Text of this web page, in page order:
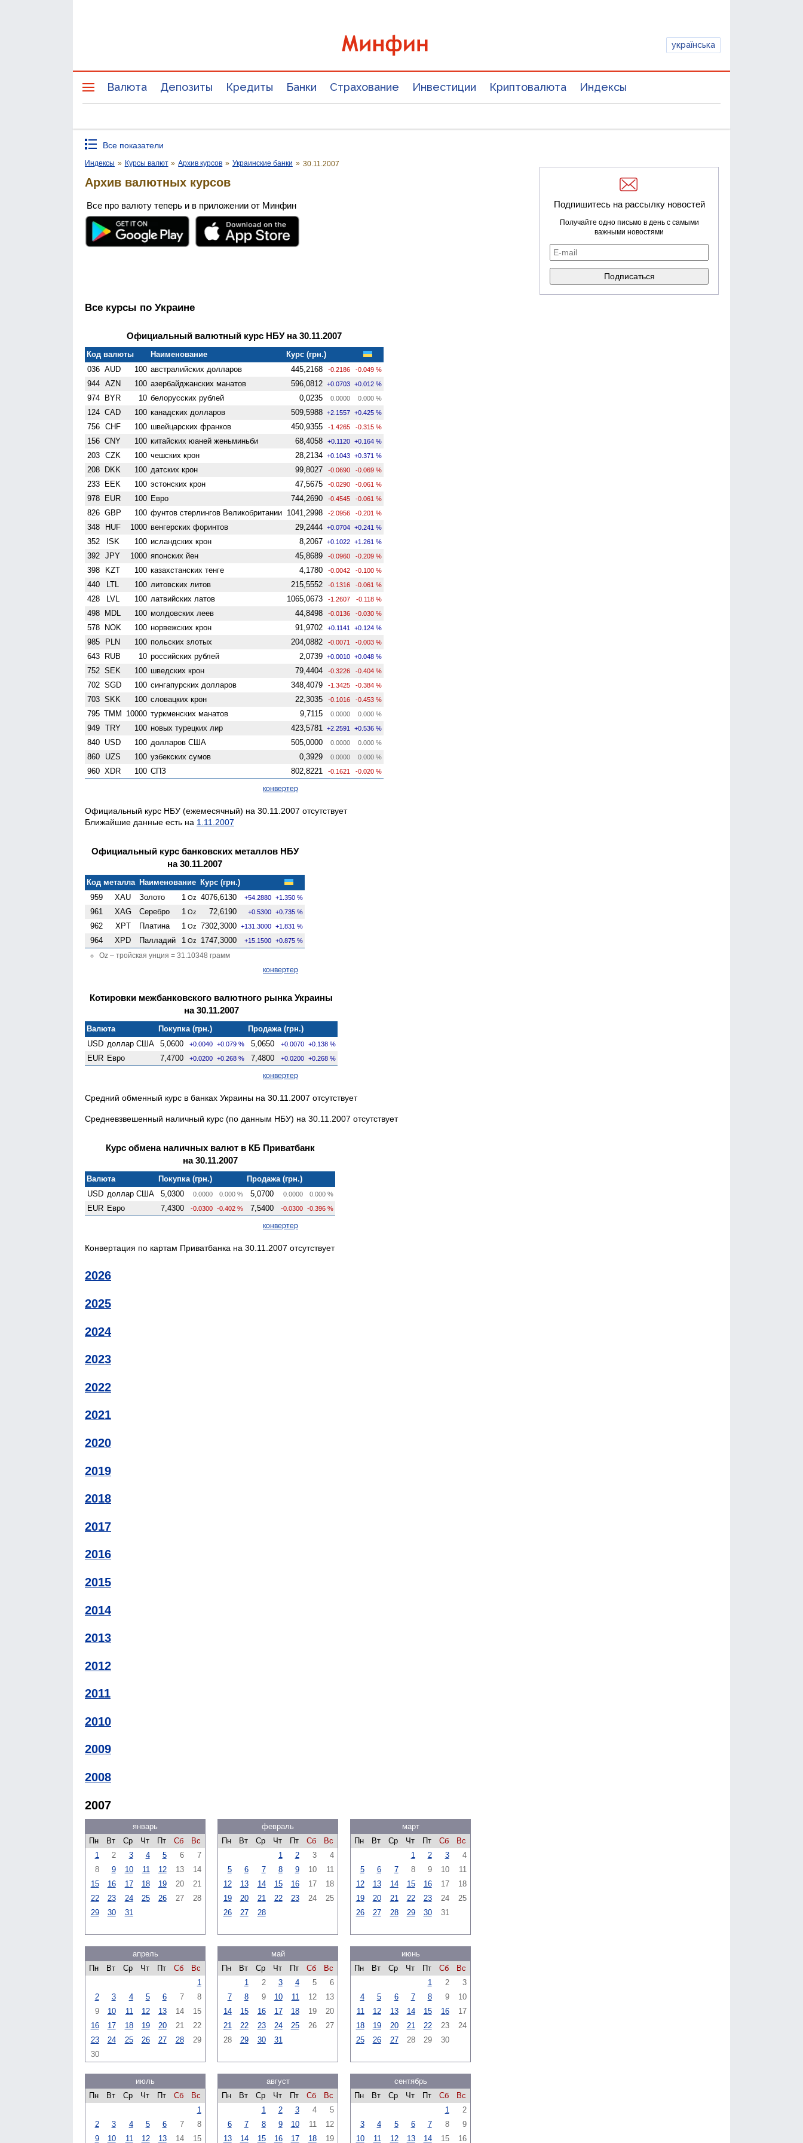
українська
Валюта Депозиты Кредиты Банки Страхование Инвестиции Криптовалюта Индексы
Все показатели
Индексы » Курсы валют » Архив курсов » Украинские банки » 30.11.2007
Архив валютных курсов
Все про валюту теперь и в приложении от Минфин
Все курсы по Украине
Официальный валютный курс НБУ на 30.11.2007
Код валюты Наименование
Курс (грн.)
036 AUD 100 австралийских долларов 445,2168 -0.2186 -0.049 %
944 AZN 100 азербайджанских манатов 596,0812 +0.0703 +0.012 %
974 BYR 10 белорусских рублей 0,0235 0.0000 0.000 %
124 CAD 100 канадских долларов 509,5988 +2.1557 +0.425 %
756 CHF 100 швейцарских франков 450,9355 -1.4265 -0.315 %
156 CNY 100 китайских юаней женьминьби 68,4058 +0.1120 +0.164 %
203 CZK 100 чешских крон 28,2134 +0.1043 +0.371 %
208 DKK 100 датских крон 99,8027 -0.0690 -0.069 %
233 EEK 100 эстонских крон 47,5675 -0.0290 -0.061 %
978 EUR 100 Евро 744,2690 -0.4545 -0.061 %
826 GBP 100 фунтов стерлингов Велико­британии 1041,2998 -2.0956 -0.201 %
348 HUF 1000 венгерских форинтов 29,2444 +0.0704 +0.241 %
352 ISK 100 исландских крон 8,2067 +0.1022 +1.261 %
392 JPY 1000 японских йен 45,8689 -0.0960 -0.209 %
398 KZT 100 казахстанских тенге 4,1780 -0.0042 -0.100 %
440 LTL 100 литовских литов 215,5552 -0.1316 -0.061 %
428 LVL 100 латвийских латов 1065,0673 -1.2607 -0.118 %
498 MDL 100 молдовских леев 44,8498 -0.0136 -0.030 %
578 NOK 100 норвежских крон 91,9702 +0.1141 +0.124 %
985 PLN 100 польских злотых 204,0882 -0.0071 -0.003 %
643 RUB 10 российских рублей 2,0739 +0.0010 +0.048 %
752 SEK 100 шведских крон 79,4404 -0.3226 -0.404 %
702 SGD 100 сингапурских долларов 348,4079 -1.3425 -0.384 %
703 SKK 100 словацких крон 22,3035 -0.1016 -0.453 %
795 TMM 10000 туркменских манатов 9,7115 0.0000 0.000 %
949 TRY 100 новых турецких лир 423,5781 +2.2591 +0.536 %
840 USD 100 долларов США 505,0000 0.0000 0.000 %
860 UZS 100 узбекских сумов 0,3929 0.0000 0.000 %
960 XDR 100 СПЗ 802,8221 -0.1621 -0.020 %
конвертер
Официальный курс НБУ (ежемесячный) на 30.11.2007 отсутствует
Ближайшие данные есть на 1.11.2007
Официальный курс банковских металлов НБУ
на 30.11.2007
Код металла Наименование Курс (грн.)
959
XAU Золото 1 Oz 4076,6130 +54.2880 +1.350 %
961 XAG Серебро 1 Oz 72,6190 +0.5300 +0.735 %
962 XPT Платина 1 Oz 7302,3000 +131.3000 +1.831 %
964 XPD Палладий 1 Oz 1747,3000 +15.1500 +0.875 %
Oz – тройская унция = 31.10348 грамм
конвертер
Котировки межбанковского валютного рынка Украины
на 30.11.2007
Валюта Покупка (грн.)
Продажа (грн.)
USD доллар США 5,0600 +0.0040 +0.079 % 5,0650 +0.0070 +0.138 %
EUR Евро 7,4700 +0.0200 +0.268 % 7,4800 +0.0200 +0.268 %
конвертер
Средний обменный курс в банках Украины на 30.11.2007 отсутствует
Средневзвешенный наличный курс (по данным НБУ) на 30.11.2007 отсутствует
Курс обмена наличных валют в КБ Приватбанк
на 30.11.2007
Валюта Покупка (грн.)
Продажа (грн.)
USD доллар США 5,0300 0.0000 0.000 % 5,0700 0.0000 0.000 %
EUR Евро 7,4300 -0.0300 -0.402 % 7,5400 -0.0300 -0.396 %
конвертер
Конвертация по картам Приватбанка на 30.11.2007 отсутствует
2026
2025
2024
2023
2022
2021
2020
2019
2018
2017
2016
2015
2014
2013
2012
2011
2010
2009
2008
2007
январь
Пн
Вт Ср Чт Пт Сб
Вс
1
2 3 4 5 6
7
8
9 10 11 12 13
14
15
16 17 18 19 20
21
22
23 24 25 26 27
28
29
30 31
февраль
Пн
Вт Ср Чт Пт Сб
Вс
1
2 3
4
5
6 7 8 9 10
11
12
13 14 15 16 17
18
19
20 21 22 23 24
25
26
27 28
март
Пн
Вт Ср Чт Пт Сб
Вс
1
2 3
4
5
6 7 8 9 10
11
12
13 14 15 16 17
18
19
20 21 22 23 24
25
26
27 28 29 30 31
апрель
Пн
Вт Ср Чт Пт Сб
Вс
1
2
3 4 5 6 7
8
9
10 11 12 13 14
15
16
17 18 19 20 21
22
23
24 25 26 27 28
29
30
май
Пн
Вт Ср Чт Пт Сб
Вс
1
2 3 4 5
6
7
8 9 10 11 12
13
14
15 16 17 18 19
20
21
22 23 24 25 26
27
28
29 30 31
июнь
Пн
Вт Ср Чт Пт Сб
Вс
1
2
3
4
5 6 7 8 9
10
11
12 13 14 15 16
17
18
19 20 21 22 23
24
25
26 27 28 29 30
июль
Пн
Вт Ср Чт Пт Сб
Вс
1
2
3 4 5 6 7
8
9
10 11 12 13 14 15
август
Пн
Вт Ср Чт Пт Сб
Вс
1
2 3 4
5
6
7 8 9 10 11
12
13
14 15 16 17 18 19
сентябрь
Пн
Вт Ср Чт Пт Сб
Вс
1
2
3
4 5 6 7 8
9
10
11 12 13 14 15 16
Подпишитесь на рассылку новостей
Получайте одно письмо в день с самыми
важными новостями